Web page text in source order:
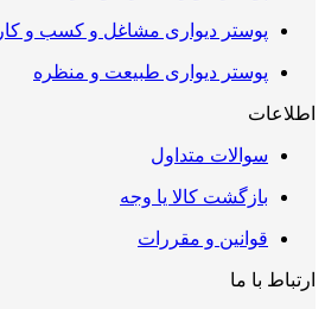
پوستر دیواری مشاغل و کسب و کار
پوستر دیواری طبیعت و منظره
اطلاعات
سوالات متداول
بازگشت کالا یا وجه
قوانین و مقررات
ارتباط با ما